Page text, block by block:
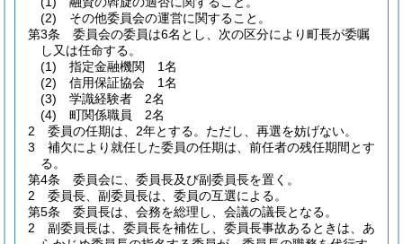
(2)
その他委員会の運営に関すること。
第3条
委員会の委員は6名とし、次の区分により町長が委嘱
し又は任命する。
(1)
指定金融機関 1名
(2)
信用保証協会 1名
(3)
学識経験者 2名
(4)
町関係職員 2名
2
委員の任期は、2年とする。 ただし、再選を妨げない。
3
補欠により就任した委員の任期は、前任者の残任期間とす
る。
第4条
委員会に、委員長及び副委員長を置く。
2
委員長、副委員長は、委員の互選による。
第5条
委員長は、会務を総理し、会議の議長となる。
2
副委員長は、委員長を補佐し、委員長事故あるときは、あ